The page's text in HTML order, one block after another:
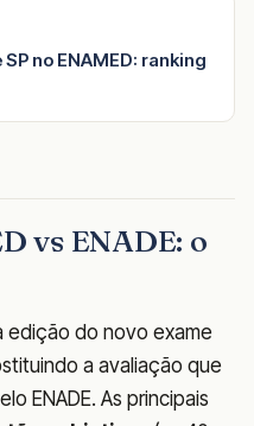
no ENAMED: ranking
vs ENADE: o
edição do novo exame
a avaliação que
ENADE. As principais